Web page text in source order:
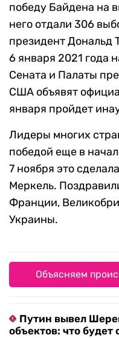
победу Байдена на
него отдали 306
президент Дональд
6 января 2021 года
Сената и Палаты
США объявят
января пройдет
Лидеры многих
победой еще в
7 ноября это
Меркель.
Франции,
Украины.
Объясняем
Путин вывел
объектов: что будет